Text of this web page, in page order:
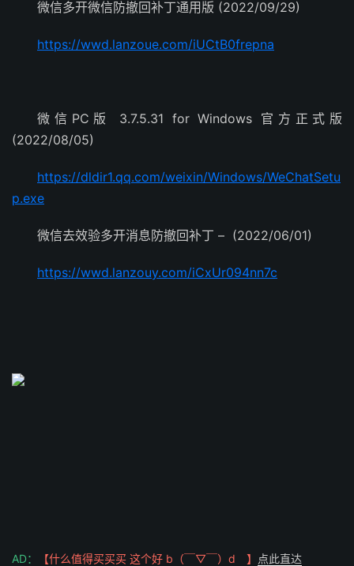
微信多开微信防撤回补丁通用版 (2022/09/29)
https://wwd.lanzoue.com/iUCtB0frepna
微信PC版 3.7.5.31 for Windows 官方正式版
(2022/08/05)
https://dldir1.qq.com/weixin/Windows/WeChatSetu
p.exe
微信去效验多开消息防撤回补丁 – (2022/06/01)
https://wwd.lanzouy.com/iCxUr094nn7c
AD： 【什么值得买买买 这个好 b（￣▽￣）d 】 点此直达